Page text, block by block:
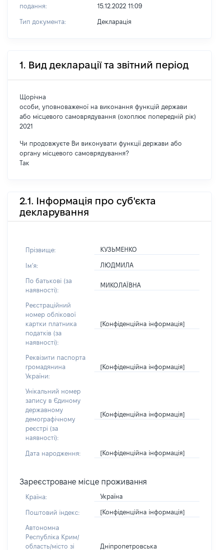
подання:
15.12.2022 11:09
Тип документа: Декларація
1. Вид декларації та звітний період
Щорічна
особи, уповноваженої на виконання функцій держави
або місцевого самоврядування (охоплює попередній рік)
2021
Чи продовжуєте Ви виконувати функції держави або
органу місцевого самоврядування?
Так
2.1. Інформація про суб'єкта
декларування
Прізвище: КУЗЬМЕНКО
Імʼя: ЛЮДМИЛА
По батькові (за
наявності):
МИКОЛАЇВНА
Реєстраційний
номер облікової
картки платника
податків (за
наявності):
[Конфіденційна інформація]
Реквізити паспорта
громадянина
України:
[Конфіденційна інформація]
Унікальний номер
запису в Єдиному
державному
демографічному
реєстрі (за
наявності):
[Конфіденційна інформація]
Дата народження: [Конфіденційна інформація]
Зареєстроване місце проживання
Країна: Україна
Поштовий індекс: [Конфіденційна інформація]
Автономна
Республіка Крим/
область/місто зі
Дніпропетровська